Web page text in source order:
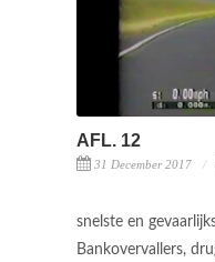
AFL. 12
31 December 2017
snelste en
Bankovervallers,